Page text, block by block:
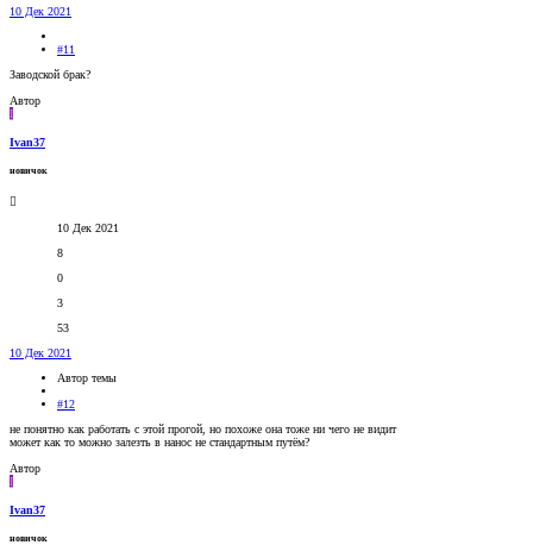
10 Дек 2021
#11
Заводской брак?
Автор
I
Ivan37
новичок
10 Дек 2021
8
0
3
53
10 Дек 2021
Автор темы
#12
не понятно как работать с этой прогой, но похоже она тоже ни чего не видит
может как то можно залезть в нанос не стандартным путём?
Автор
I
Ivan37
новичок